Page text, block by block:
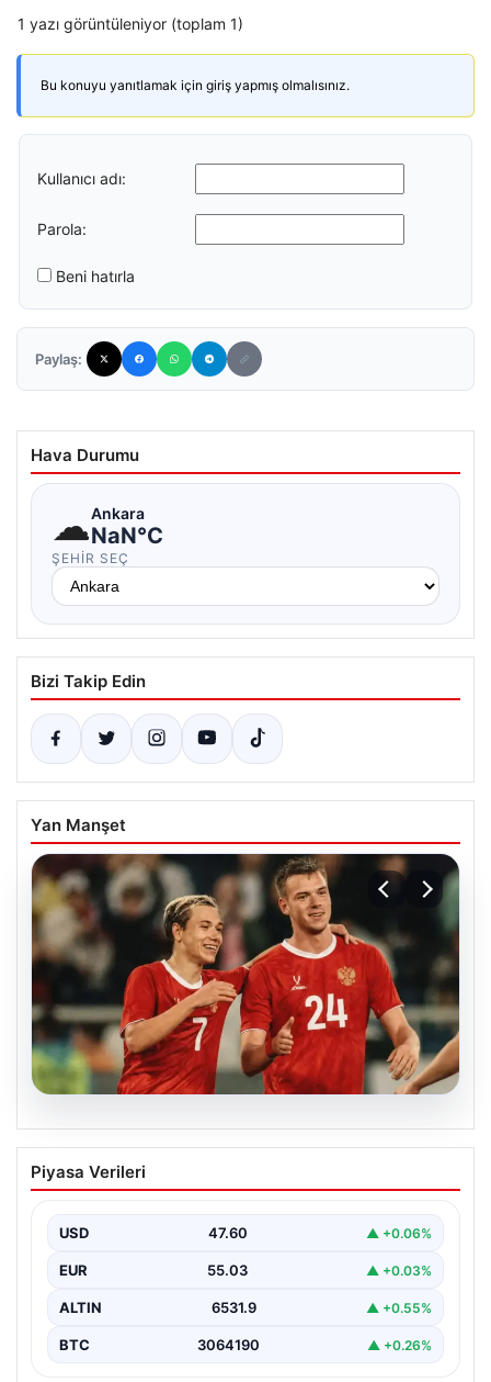
1 yazı görüntüleniyor (toplam 1)
Bu konuyu yanıtlamak için giriş yapmış olmalısınız.
Kullanıcı adı:
Parola:
Beni hatırla
Paylaş:
Hava Durumu
☁Ankara
NaN°C
ŞEHIR SEÇ
Bizi Takip Edin
Yan Manşet
05.08.2026
Aleksey Batrakov’dan Galatasaray
İddialarına Yöneşli Yanıt!
genç futbolcu Aleksey Batrakov, adı Galatasaray ile…
Piyasa Verileri
USD 47.60 ▲ +0.06%
EUR 55.03 ▲ +0.03%
ALTIN 6531.9 ▲ +0.55%
BTC 3064190 ▲ +0.26%